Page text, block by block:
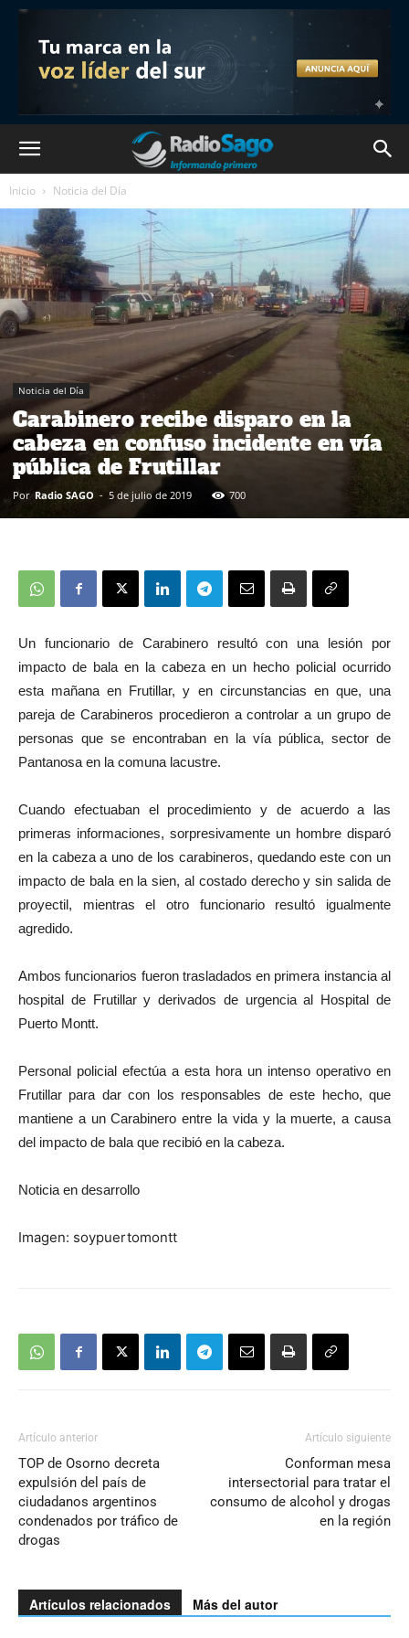
Inicio Noticia del Día
Noticia del Día
Carabinero recibe disparo en la
cabeza en confuso incidente en vía
pública de Frutillar
Por Radio SAGO - 5 de julio de 2019 700
Un funcionario de Carabinero resultó con una lesión por
impacto de bala en la cabeza en un hecho policial ocurrido
esta mañana en Frutillar, y en circunstancias en que, una
pareja de Carabineros procedieron a controlar a un grupo de
personas que se encontraban en la vía pública, sector de
Pantanosa en la comuna lacustre.
Cuando efectuaban el procedimiento y de acuerdo a las
primeras informaciones, sorpresivamente un hombre disparó
en la cabeza a uno de los carabineros, quedando este con un
impacto de bala en la sien, al costado derecho y sin salida de
proyectil, mientras el otro funcionario resultó igualmente
agredido.
Ambos funcionarios fueron trasladados en primera instancia al
hospital de Frutillar y derivados de urgencia al Hospital de
Puerto Montt.
Personal policial efectúa a esta hora un intenso operativo en
Frutillar para dar con los responsables de este hecho, que
mantiene a un Carabinero entre la vida y la muerte, a causa
del impacto de bala que recibió en la cabeza.
Noticia en desarrollo
Imagen: soypuertomontt
Artículo anterior
TOP de Osorno decreta
expulsión del país de
ciudadanos argentinos
condenados por tráfico de
drogas
Artículo siguiente
Conforman mesa
intersectorial para tratar el
consumo de alcohol y drogas
en la región
Artículos relacionados Más del autor